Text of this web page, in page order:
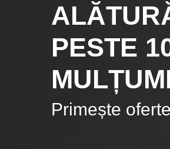
PESTE
Primește